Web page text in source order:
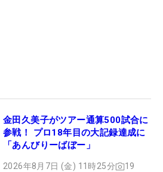
金田久美子がツアー通算500試合に
参戦！ プロ18年目の大記録達成に
「あんびりーばぼー」
2026年8月7日 (金) 11時25分 19